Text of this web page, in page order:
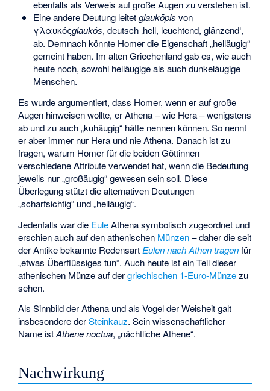
ebenfalls als Verweis auf große Augen zu verstehen ist.
Eine andere Deutung leitetglaukōpis von
γλαυκόςglaukós, deutsch ‚hell, leuchtend, glänzend‘,
ab. Demnach könnte Homer die Eigenschaft „helläugig“
gemeint haben. Im alten Griechenland gab es, wie auch
heute noch, sowohl helläugige als auch dunkeläugige
Menschen.
Es wurde argumentiert, dass Homer, wenn er auf große
Augen hinweisen wollte, er Athena – wie Hera – wenigstens
ab und zu auch „kuhäugig“ hätte nennen können. So nennt
er aber immer nur Hera und nie Athena. Danach ist zu
fragen, warum Homer für die beiden Göttinnen
verschiedene Attribute verwendet hat, wenn die Bedeutung
jeweils nur „großäugig“ gewesen sein soll. Diese
Überlegung stützt die alternativen Deutungen
„scharfsichtig“ und „helläugig“.
Jedenfalls war die EuleAthena symbolisch zugeordnet und
erschien auch auf den athenischen Münzen– daher die seit
der Antike bekannte Redensart Eulen nach Athen tragenfür
„etwas Überflüssiges tun“. Auch heute ist ein Teil dieser
athenischen Münze auf dergriechischen 1-Euro-Münzezu
sehen.
Als Sinnbild der Athena und als Vogel der Weisheit galt
insbesondere derSteinkauz. Sein wissenschaftlicher
Name istAthene noctua, „nächtliche Athene“.
Nachwirkung